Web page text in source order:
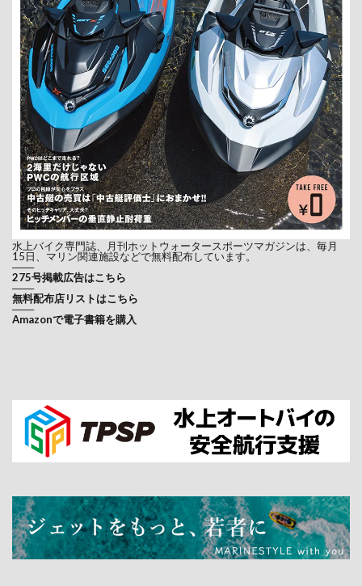
水上バイク専門誌、月刊ホットウォータースポーツマガジンは、毎月
15日、マリン関連施設などで無料配布しています。
───
275号掲載広告はこちら
───
無料配布店リストはこちら
───
Amazonで電子書籍を購入